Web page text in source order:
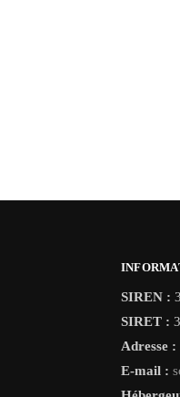
SIREN :
SIRET :
Adresse :
E-mail :